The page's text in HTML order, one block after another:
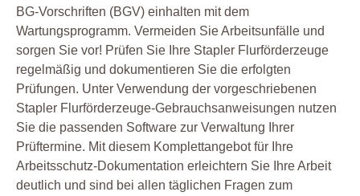
BG-Vorschriften (BGV) einhalten mit dem
Wartungsprogramm. Vermeiden Sie Arbeitsunfälle und
sorgen Sie vor! Prüfen Sie Ihre Stapler Flurförderzeuge
regelmäßig und dokumentieren Sie die erfolgten
Prüfungen. Unter Verwendung der vorgeschriebenen
Stapler Flurförderzeuge-Gebrauchsanweisungen nutzen
Sie die passenden Software zur Verwaltung Ihrer
Prüftermine. Mit diesem Komplettangebot für Ihre
Arbeitsschutz-Dokumentation erleichtern Sie Ihre Arbeit
deutlich und sind bei allen täglichen Fragen zum